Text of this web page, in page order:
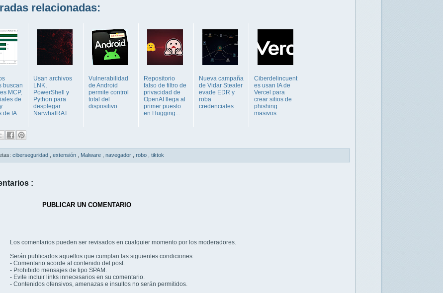
relacionadas:
buscan
MCP,
de
de IA
Usan archivos
LNK,
PowerShell y
Python para
desplegar
NarwhalRAT
Vulnerabilidad
de Android
permite control
total del
dispositivo
Repositorio
falso de filtro de
privacidad de
OpenAI llega al
primer puesto
en Hugging...
Nueva campaña
de Vidar Stealer
evade EDR y
roba
credenciales
Ciberdelincuent
es usan IA de
Vercel para
crear sitios de
phishing
masivos
ciberseguridad extensión Malware navegador robo tiktok
:
PUBLICAR UN COMENTARIO
Los comentarios pueden ser revisados en cualquier momento por los moderadores.
Serán publicados aquellos que cumplan las siguientes condiciones:
- Comentario acorde al contenido del post.
- Prohibido mensajes de tipo SPAM.
- Evite incluir links innecesarios en su comentario.
- Contenidos ofensivos, amenazas e insultos no serán permitidos.